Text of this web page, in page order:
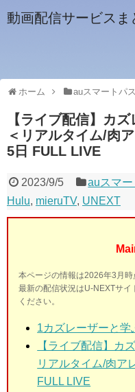
動画配信サービスま
ホーム auスマートパ
【ライブ配信】カ
＜リアルタイム/肉
5日 FULL LIVE
2023/9/5 auスマ
Hulu, mieruTV, UNEXT
本ページの情報は2026年3月時
最新の配信状況はU-NEXTサ
ください。
1カズレーザーと学
【ライブ配信】カ
リアルタイム/肉ア
FULL LIVE